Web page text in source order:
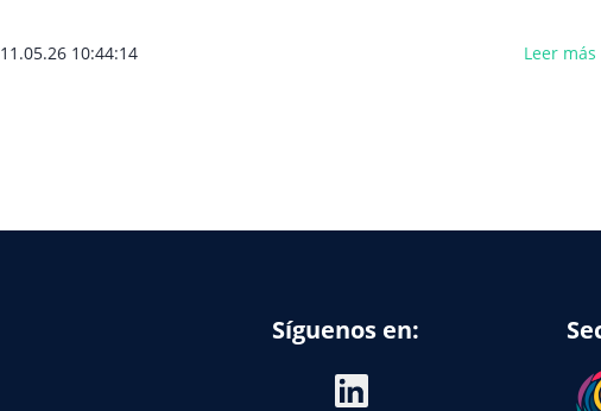
11.05.26 10:44:14 Leer más
Síguenos en: